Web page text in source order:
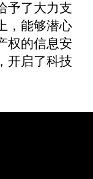
予了大力支
，能够潜心
权的信息安
开启了科技